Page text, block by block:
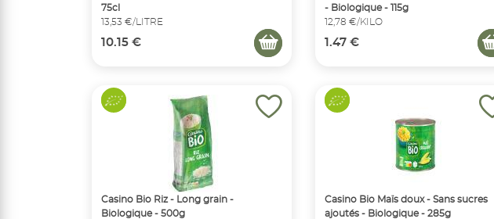
75cl
13,53 €/LITRE
10.15 €
- Biologique - 115g
12,78 €/KILO
1.47 €
Casino Bio Riz - Long grain -
Biologique - 500g
Casino Bio Maïs doux - Sans sucres
ajoutés - Biologique - 285g